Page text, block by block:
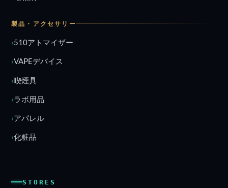
製品・アクセサリー
510アトマイザー
VAPEデバイス
喫煙具
ラボ用品
アパレル
化粧品
STORES